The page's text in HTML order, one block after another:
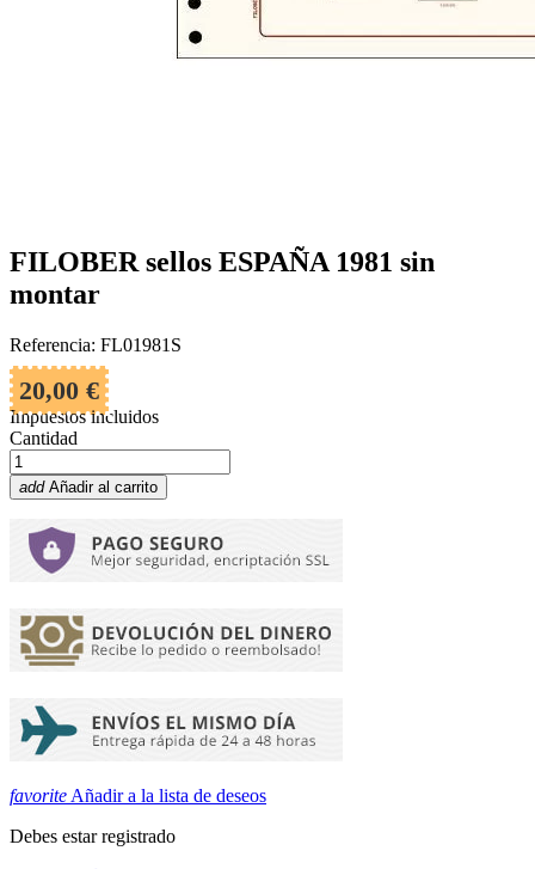
FILOBER sellos ESPAÑA 1981 sin
montar
Referencia: FL01981S
20,00 €
Impuestos incluidos
Cantidad
add Añadir al carrito
favorite Añadir a la lista de deseos
Debes estar registrado